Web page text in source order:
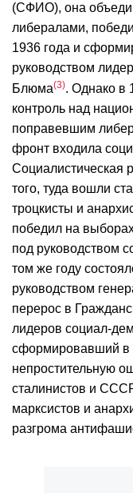
(СФИО), она
либералами,
1936 года и
руководством
Блюма 3 . Однако в
контроль над
поправевшим
фронт входила
Социалистическая
того, туда вошли
троцкисты и
победил на
под руководством
том же году
руководством
перерос в
лидеров социал-
сформировавший в
непростительную
сталинистов и
марксистов и
разгрома